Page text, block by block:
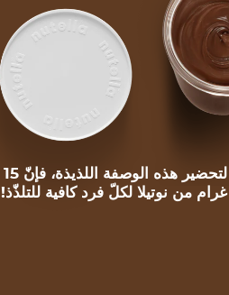
لتحضير هذه الوصفة اللذيذة، فإنّ 15
غرام من نوتيلا لكلّ فرد كافية للتلذّذ!